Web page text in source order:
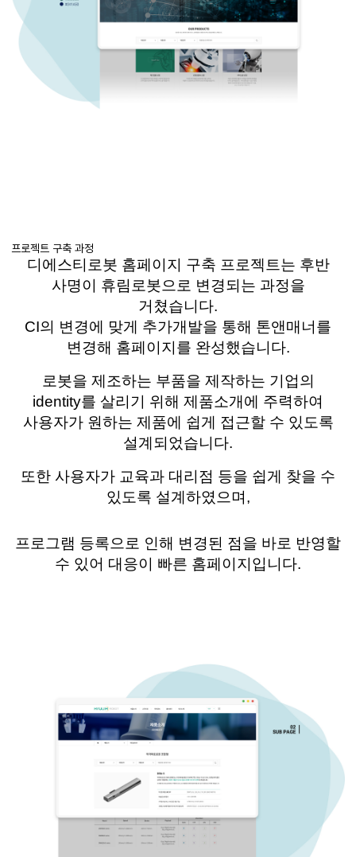
프로젝트 구축 과정
디에스티로봇 홈페이지 구축 프로젝트는 후반
사명이 휴림로봇으로 변경되는 과정을
거쳤습니다.
CI의 변경에 맞게 추가개발을 통해 톤앤매너를
변경해 홈페이지를 완성했습니다.
로봇을 제조하는 부품을 제작하는 기업의
identity를 살리기 위해 제품소개에 주력하여
사용자가 원하는 제품에 쉽게 접근할 수 있도록
설계되었습니다.
또한 사용자가 교육과 대리점 등을 쉽게 찾을 수
있도록 설계하였으며,
프로그램 등록으로 인해 변경된 점을 바로 반영할
수 있어 대응이 빠른 홈페이지입니다.